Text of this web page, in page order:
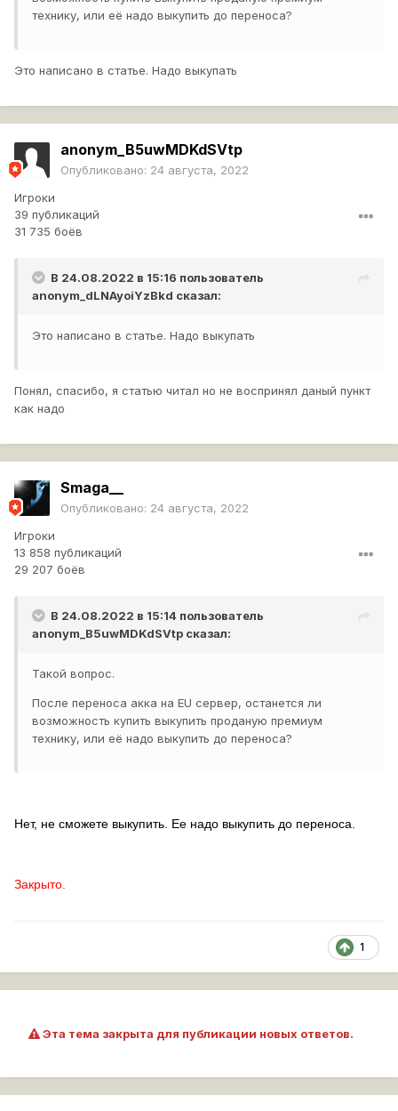
технику, или её надо выкупить до переноса?
Это написано в статье. Надо выкупать
anonym_B5uwMDKdSVtp
Опубликовано: 24 августа, 2022
Игроки
39 публикаций
31 735 боёв
В 24.08.2022 в 15:16 пользователь
anonym_dLNAyoiYzBkd сказал:
Это написано в статье. Надо выкупать
Понял, спасибо, я статью читал но не воспринял даный пункт
как надо
Smaga__
Опубликовано: 24 августа, 2022
Игроки
13 858 публикаций
29 207 боёв
В 24.08.2022 в 15:14 пользователь
anonym_B5uwMDKdSVtp сказал:
Такой вопрос.
После переноса акка на EU сервер, останется ли
возможность купить выкупить проданую премиум
технику, или её надо выкупить до переноса?
Нет, не сможете выкупить. Ее надо выкупить до переноса.
Закрыто.
1
Эта тема закрыта для публикации новых ответов.